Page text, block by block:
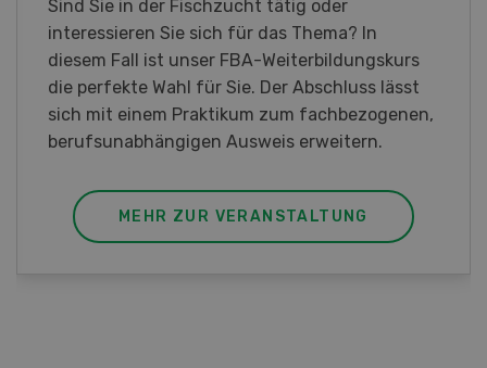
Die Keller Forstmaschinen laden zu den
DemoDays 2026 nach Wiedlisbach zu Live-
Demonstrationen und der CH-Premiere des
neuen 8-Rad-Forwarders ein.
MEHR ZUR VERANSTALTUNG